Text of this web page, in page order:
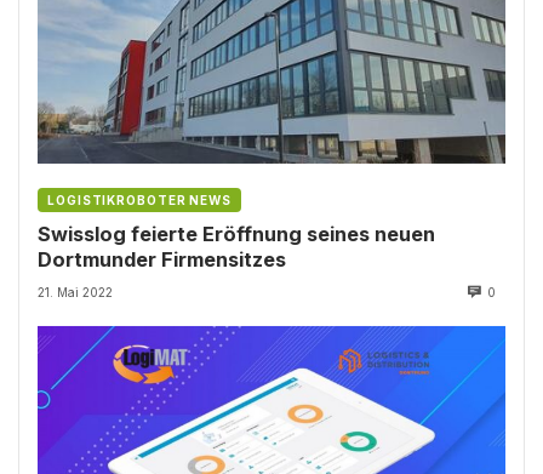
LOGISTIKROBOTER NEWS
Swisslog feierte Eröffnung seines neuen
Dortmunder Firmensitzes
21. Mai 2022 0